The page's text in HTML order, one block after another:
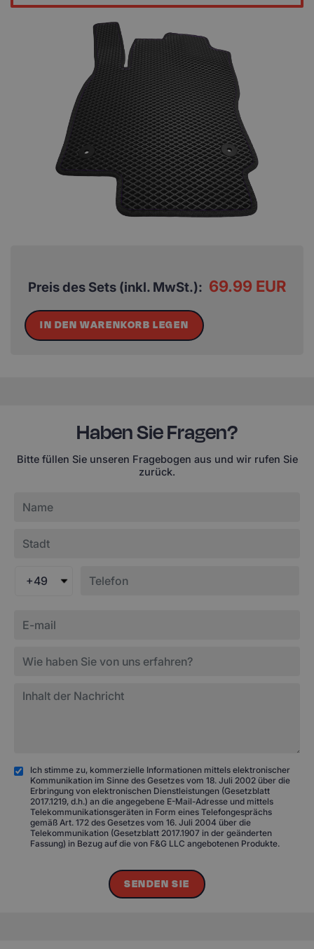
Preis des Sets (inkl. MwSt.): 69.99 EUR
IN DEN WARENKORB LEGEN
Haben Sie Fragen?
Bitte füllen Sie unseren Fragebogen aus und wir rufen Sie
zurück.
+49
Ich stimme zu, kommerzielle Informationen mittels elektronischer
Kommunikation im Sinne des Gesetzes vom 18. Juli 2002 über die
Erbringung von elektronischen Dienstleistungen (Gesetzblatt
2017.1219, d.h.) an die angegebene E-Mail-Adresse und mittels
Telekommunikationsgeräten in Form eines Telefongesprächs
gemäß Art. 172 des Gesetzes vom 16. Juli 2004 über die
Telekommunikation (Gesetzblatt 2017.1907 in der geänderten
Fassung) in Bezug auf die von F&G LLC angebotenen Produkte.
SENDEN SIE